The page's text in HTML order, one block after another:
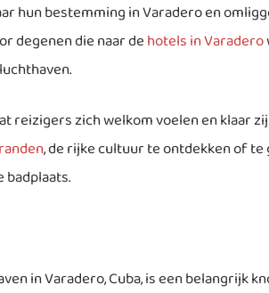
bestemming in Varadero en
degenen die naar dehotels in Varadero
zich welkom voelen en klaar
, de rijke cultuur te ontdekken of
in Varadero, Cuba, is een belangrijk